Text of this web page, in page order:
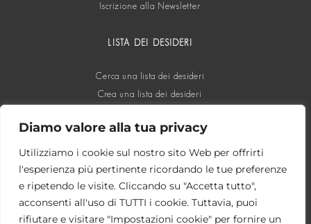
Diamo valore alla tua privacy
Utilizziamo i cookie sul nostro sito Web per offrirti
l'esperienza più pertinente ricordando le tue preferenze
e ripetendo le visite. Cliccando su "Accetta tutto",
acconsenti all'uso di TUTTI i cookie. Tuttavia, puoi
rifiutare e visitare "Impostazioni cookie" per fornire un
Iscrizione alla Newsletter
LISTA DEI DESIDERI
Cerca una lista dei desideri
Crea una lista dei desideri
SOCIAL